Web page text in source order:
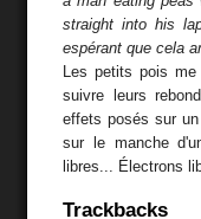
straight into his
espérant que cela
Les petits pois
suivre leurs
effets posés sur
sur le manche
libres... Électrons
Trackbacks